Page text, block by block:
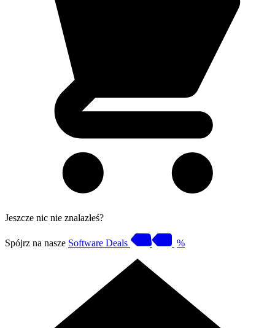
Jeszcze nic nie znalazłeś?
Spójrz na nasze Software Deals %